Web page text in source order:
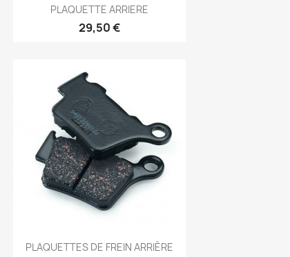
PLAQUETTE ARRIERE
29,50 €
Aperçu rapide
PLAQUETTES DE FREIN ARRIÈRE
Aperçu rapide